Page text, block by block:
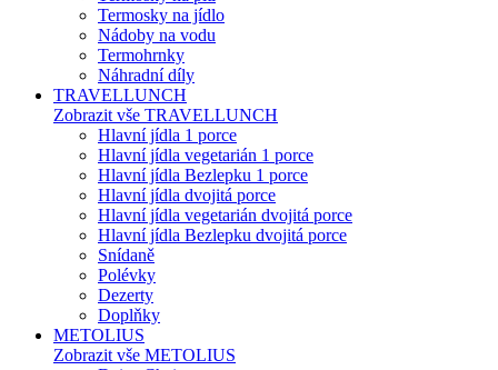
Termosky na jídlo
Nádoby na vodu
Termohrnky
Náhradní díly
TRAVELLUNCH
Zobrazit vše TRAVELLUNCH
Hlavní jídla 1 porce
Hlavní jídla vegetarián 1 porce
Hlavní jídla Bezlepku 1 porce
Hlavní jídla dvojitá porce
Hlavní jídla vegetarián dvojitá porce
Hlavní jídla Bezlepku dvojitá porce
Snídaně
Polévky
Dezerty
Doplňky
METOLIUS
Zobrazit vše METOLIUS